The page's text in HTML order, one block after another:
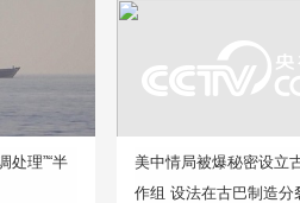
处理”“半
美中情局被爆秘密设立
作组 设法在古巴制造分